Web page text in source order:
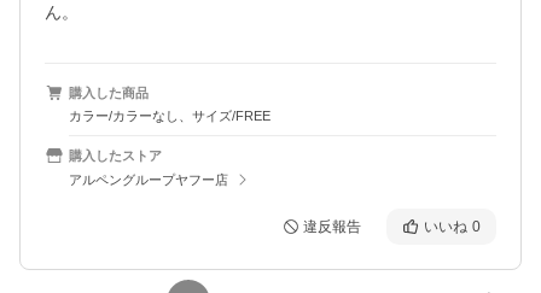
ん。
購入した商品
カラー/カラーなし、サイズ/FREE
購入したストア
アルペングループヤフー店
違反報告 いいね 0